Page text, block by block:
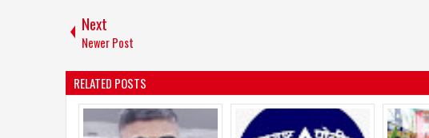
Next
Newer Post
RELATED POSTS